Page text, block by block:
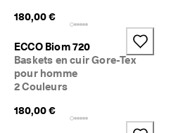
180,00 €
ECCO Biom 720
Baskets en cuir Gore-Tex
pour homme
2 Couleurs
180,00 €